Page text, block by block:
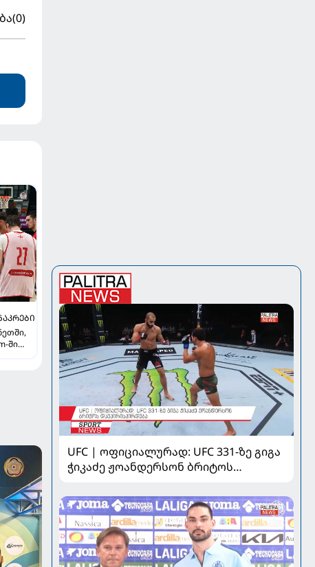
(0)
ში
UFC | ოფიციალურად: UFC 331-ზე გიგა
ჭიკაძე ჟოანდერსონ ბრიტოს